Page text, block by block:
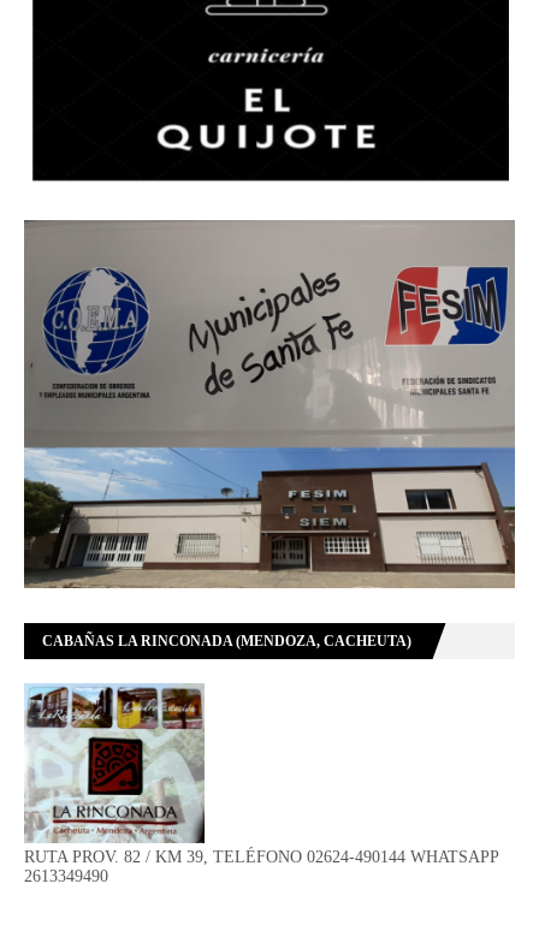
CABAÑAS LA RINCONADA (MENDOZA, CACHEUTA)
RUTA PROV. 82 / KM 39, TELÉFONO 02624-490144 WHATSAPP
2613349490